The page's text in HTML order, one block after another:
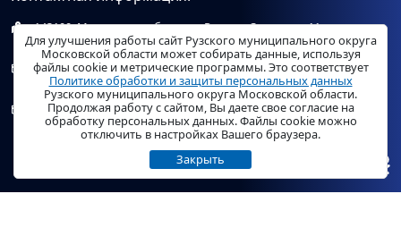
143100, Московская область, г.Руза, ул.Солнцева, 11
Схема проезда
Общий отдел Администрации Рузского муниципального
округа:ruza_region_ruza@mosreg.ru.
Отдел по работе с обращениями граждан Администрации
Рузского муниципального округа:ruza_og_argo@mosreg.ru
Для улучшения работы сайт Рузского муниципального округа
Московской области может собирать данные, используя
файлы cookie и метрические программы. Это соответствует
Политике обработки и защиты персональных данных
Рузского муниципального округа Московской области.
Продолжая работу с сайтом, Вы даете свое согласие на
обработку персональных данных. Файлы cookie можно
отключить в настройках Вашего браузера.
Закрыть